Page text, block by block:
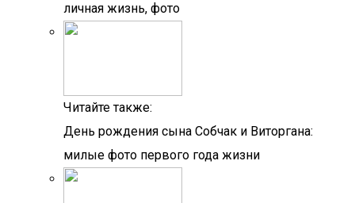
личная жизнь, фото
Читайте также:
День рождения сына Собчак и Виторгана:
милые фото первого года жизни